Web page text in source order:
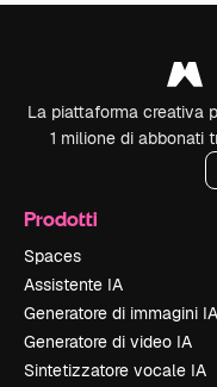
La piattaforma creativa
1 milione di abbonati
Prodotti
Spaces
Assistente IA
Generatore di immagini IA
Generatore di video IA
Sintetizzatore vocale IA